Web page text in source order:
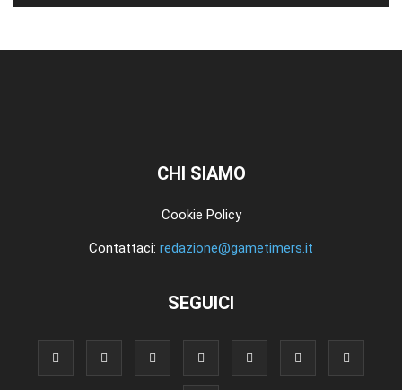
CHI SIAMO
Cookie Policy
Contattaci: redazione@gametimers.it
SEGUICI